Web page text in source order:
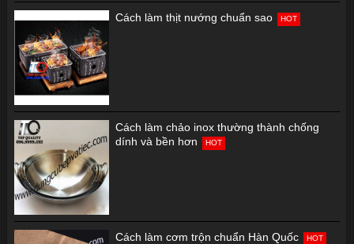
Cách làm thịt nướng chuẩn sao HOT
Cách làm chảo inox thường thành chống
dính và bền hơn
HOT
Cách làm cơm trộn chuẩn Hàn Quốc HOT